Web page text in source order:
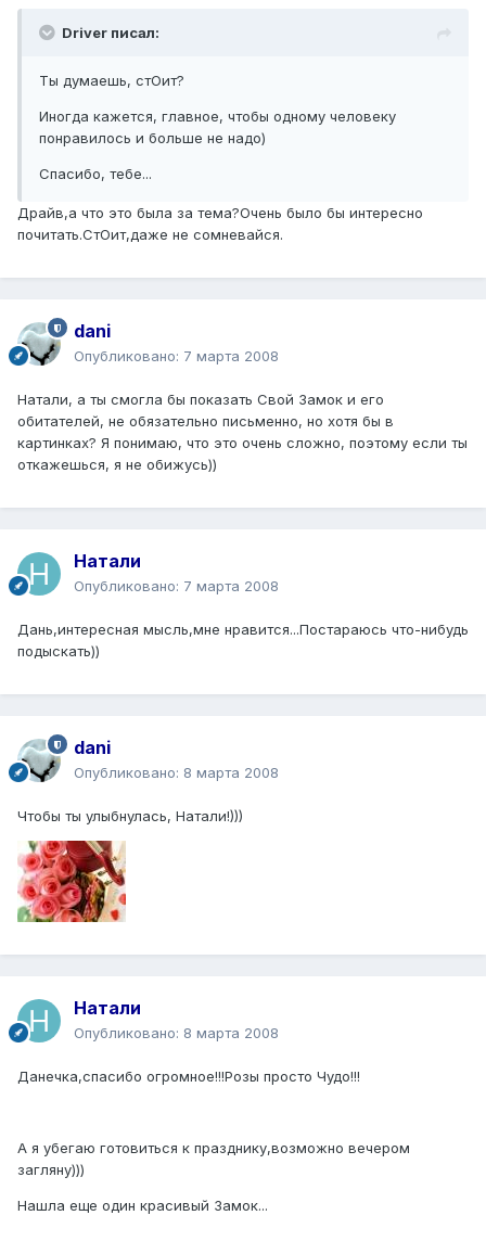
Driver писал:
Ты думаешь, стОит?
Иногда кажется, главное, чтобы одному человеку
понравилось и больше не надо)
Спасибо, тебе...
Драйв,а что это была за тема?Очень было бы интересно
почитать.СтОит,даже не сомневайся.
dani
Опубликовано: 7 марта 2008
Натали, а ты смогла бы показать Свой Замок и его
обитателей, не обязательно письменно, но хотя бы в
картинках? Я понимаю, что это очень сложно, поэтому если ты
откажешься, я не обижусь))
Натали
Опубликовано: 7 марта 2008
Дань,интересная мысль,мне нравится...Постараюсь что-нибудь
подыскать))
dani
Опубликовано: 8 марта 2008
Чтобы ты улыбнулась, Натали!)))
Натали
Опубликовано: 8 марта 2008
Данечка,спасибо огромное!!!Розы просто Чудо!!!
А я убегаю готовиться к празднику,возможно вечером
загляну)))
Нашла еще один красивый Замок...